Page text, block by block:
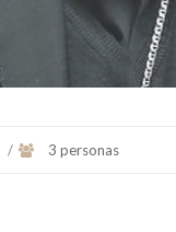
/ 3 personas